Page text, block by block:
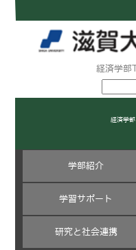
経済学部
経済学
学部紹介
学習サポート
研究と社会連携